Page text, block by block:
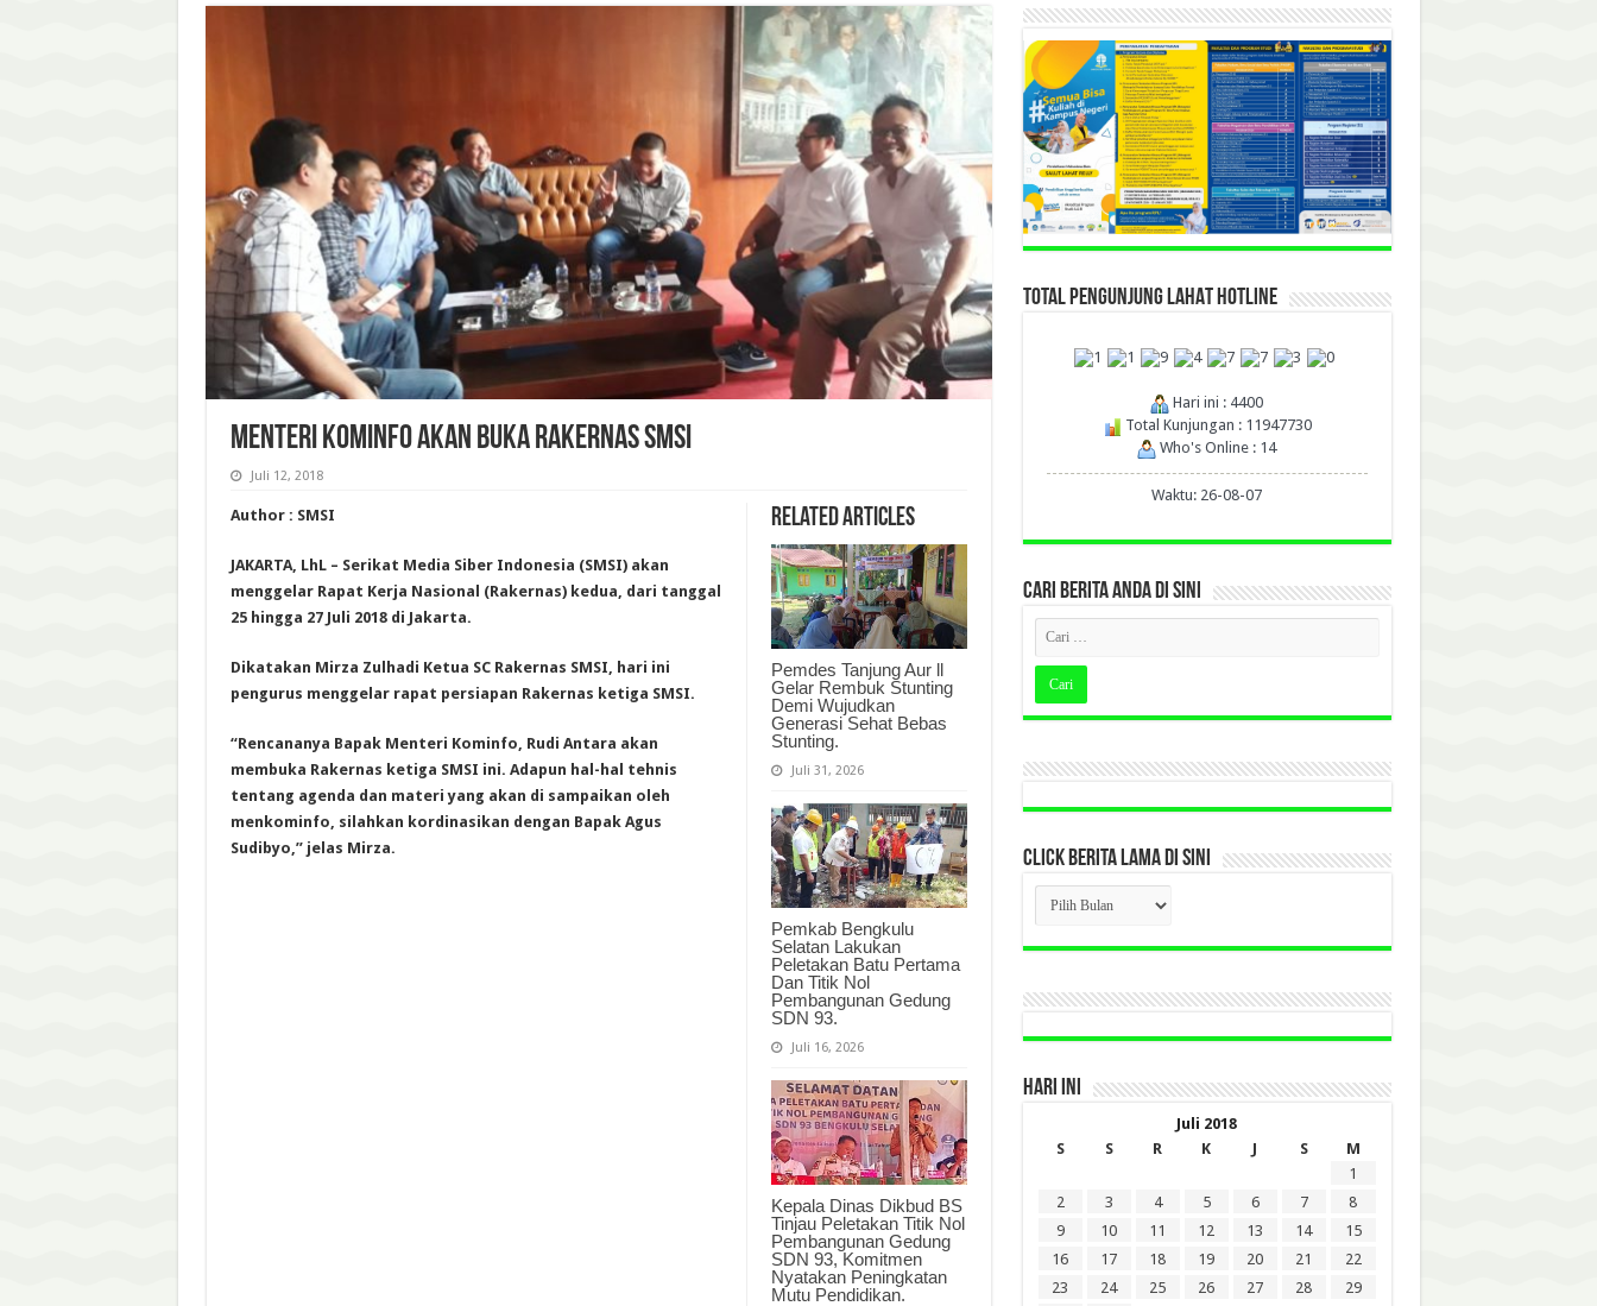
MENTERI KOMINFO AKAN BUKA RAKERNAS SMSI
Juli 12, 2018
Related Articles
Pemdes Tanjung Aur ll
Gelar Rembuk Stunting
Demi Wujudkan
Generasi Sehat Bebas
Stunting.
Juli 31, 2026
Pemkab Bengkulu
Selatan Lakukan
Peletakan Batu Pertama
Dan Titik Nol
Pembangunan Gedung
SDN 93.
Juli 16, 2026
Kepala Dinas Dikbud BS
Tinjau Peletakan Titik Nol
Pembangunan Gedung
SDN 93, Komitmen
Nyatakan Peningkatan
Mutu Pendidikan.
Author : SMSI
JAKARTA, LhL – Serikat Media Siber Indonesia (SMSI) akan
menggelar Rapat Kerja Nasional (Rakernas) kedua, dari tanggal
25 hingga 27 Juli 2018 di Jakarta.
Dikatakan Mirza Zulhadi Ketua SC Rakernas SMSI, hari ini
pengurus menggelar rapat persiapan Rakernas ketiga SMSI.
“Rencananya Bapak Menteri Kominfo, Rudi Antara akan
membuka Rakernas ketiga SMSI ini. Adapun hal-hal tehnis
tentang agenda dan materi yang akan di sampaikan oleh
menkominfo, silahkan kordinasikan dengan Bapak Agus
Sudibyo,” jelas Mirza.
TOTAL PENGUNJUNG LAHAT HOTLINE
Hari ini : 4400
Total Kunjungan : 11947730
Who's Online : 14
Waktu: 26-08-07
CARI BERITA ANDA DI SINI
CLICK BERITA LAMA DI SINI
CLICK
BERITA
LAMA
DI
HARI INI
Juli 2018
S
S R K J S
M
1
2
3 4 5 6 7
8
9
10 11 12 13 14
15
16
17 18 19 20 21
22
23
24 25 26 27 28
29